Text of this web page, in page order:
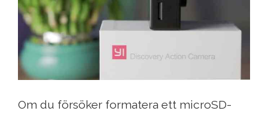
Om du försöker formatera ett microSD-